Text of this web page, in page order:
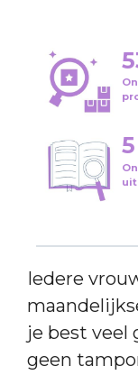
5
Iedere
je best veel
geen